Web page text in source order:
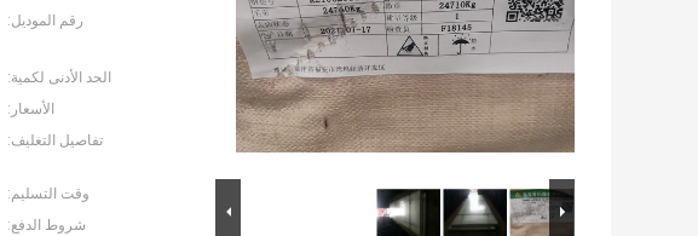
رقم الموديل:
الحد الأدنى لكمية:
الأسعار:
تفاصيل التغليف:
وقت التسليم:
شروط الدفع: